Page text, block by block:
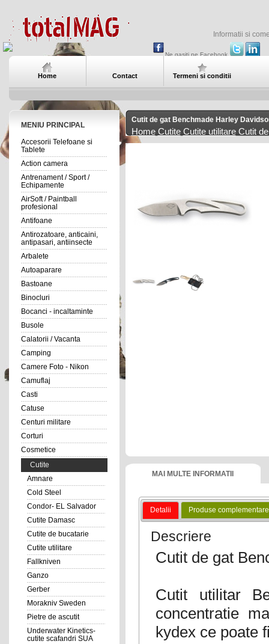
Informatii si
Ne gasiti pe Facebook
Home Contact Termeni si conditii
MENIU PRINCIPAL
Accesorii Telefoane si
Tablete
Action camera
Antrenament / Sport /
Echipamente
AirSoft / Paintball
profesional
Antifoane
Antirozatoare, anticaini,
antipasari, antiinsecte
Arbalete
Autoaparare
Bastoane
Binocluri
Bocanci - incaltaminte
Busole
Calatorii / Vacanta
Camping
Camere Foto - Nikon
Camuflaj
Casti
Catuse
Centuri militare
Corturi
Cosmetice
Cutite
Amnare
Cold Steel
Condor- EL Salvador
Cutite Damasc
Cutite de bucatarie
Cutite utilitare
Fallkniven
Ganzo
Gerber
Morakniv Sweden
Pietre de ascutit
Underwater Kinetics-
cutite scafandri SUA
Cutit de gat Benchmade Harley
Home Cutite Cutite utilitareCutit de
MAI MULTE INFORMATII
Detalii Produse complementare
Descriere
Cutit de gat
Cutit utilitar
concentratie
kydex ce poate